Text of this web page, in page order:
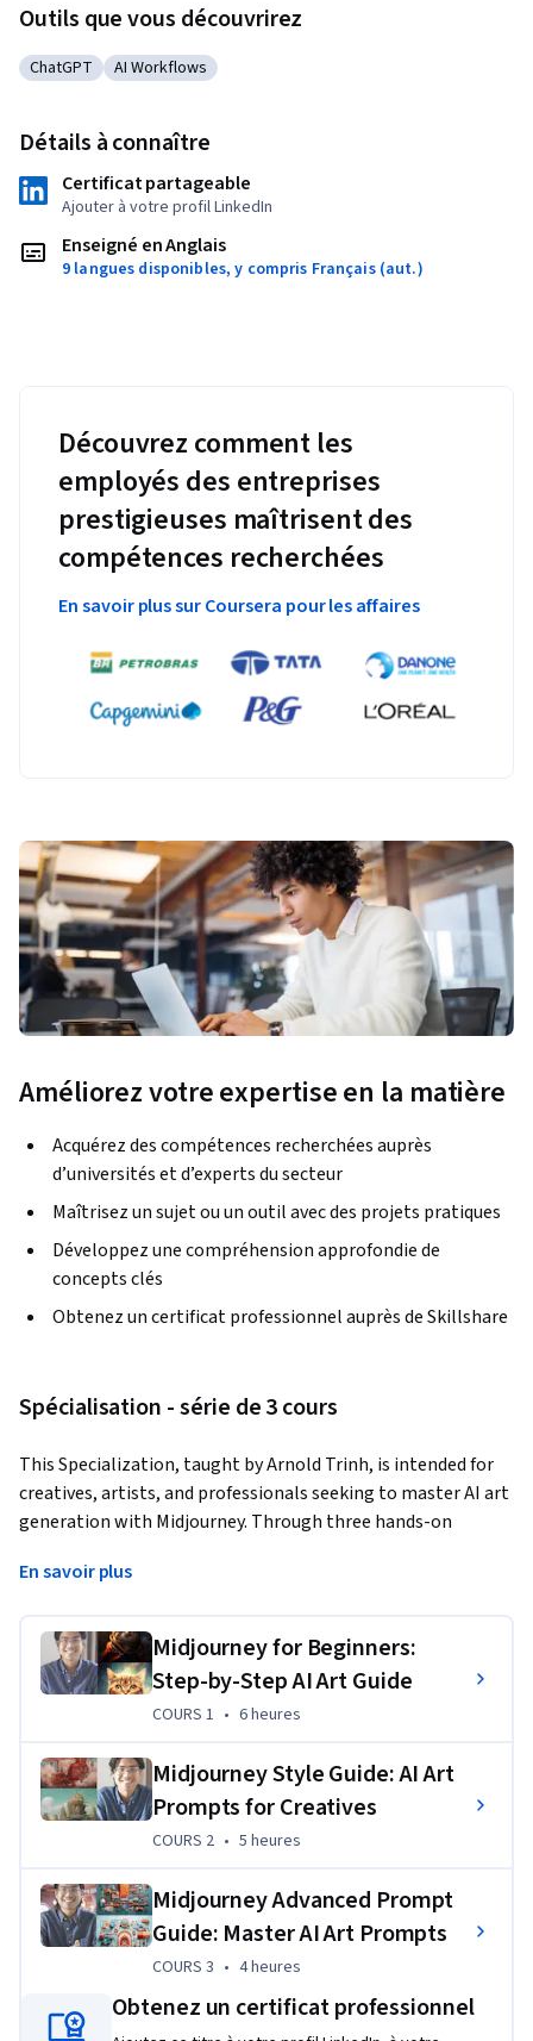
Outils que vous découvrirez
Catégorie : ChatGPT
ChatGPT Catégorie : AI Workflows
AI Workflows
Détails à connaître
Certificat partageable
Ajouter à votre profil LinkedIn
Enseigné en Anglais
9 langues disponibles, y compris Français (aut.)
Découvrez comment les
employés des entreprises
prestigieuses maîtrisent des
compétences recherchées
En savoir plus sur Coursera pour les affaires
Améliorez votre expertise en la matière
Acquérez des compétences recherchées auprès
d’universités et d’experts du secteur
Maîtrisez un sujet ou un outil avec des projets pratiques
Développez une compréhension approfondie de
concepts clés
Obtenez un certificat professionnel auprès de Skillshare
Spécialisation - série de 3 cours
This Specialization, taught by Arnold Trinh, is intended for
creatives, artists, and professionals seeking to master AI art
generation with Midjourney. Through three hands-on
refine your artistic style, and gain advanced prompting
create stunning, consistent, and unique AI-generated art for
personal or professional projects.
Full instructor bio in course descriptions!
Projet d'apprentissage appliqué
In this Specialization, each course includes creative, hands-
on projects designed to help you apply Midjourney’s tools in
En savoir plus
Midjourney for Beginners:
Step-by-Step AI Art Guide
COURS 1 6 heures
COURS 1 • 6 heures
Midjourney Style Guide: AI Art
Prompts for Creatives
COURS 2, 5 heures
COURS 2 • 5 heures
Midjourney Advanced Prompt
Guide: Master AI Art Prompts
COURS 3 4 heures
COURS 3 • 4 heures
Obtenez un certificat professionnel